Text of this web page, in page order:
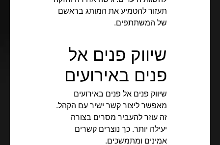
תעזור להטמיע את המותג בראשם
של המשתתפים.
שיווק פנים אל
פנים באירועים
שיווק פנים אל פנים באירועים
מאפשר ליצור קשר ישיר עם הקהל.
זה עוזר להעביר מסרים בצורה
יעילה יותר. כך נוצרים קשרים
אמינים ומתמשכים.